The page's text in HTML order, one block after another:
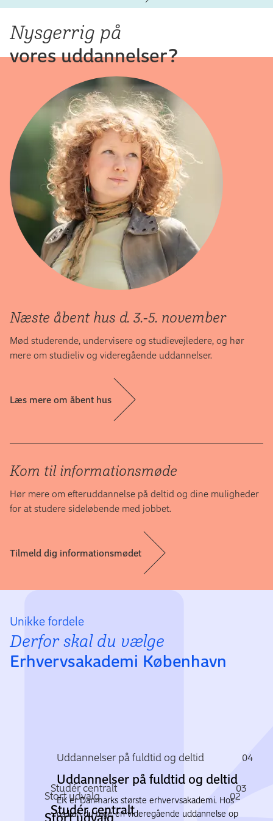
Nysgerrig på
vores uddannelser?
Næste åbent hus d. 3.-5. november
Mød studerende, undervisere og studievejledere, og hør
mere om studieliv og videregående uddannelser.
Læs mere om åbent hus
Kom til informationsmøde
Hør mere om efteruddannelse på deltid og dine muligheder
for at studere sideløbende med jobbet.
Tilmeld dig informationsmødet
Unikke fordele
Derfor skal du vælge
Erhvervsakademi København
Stort udvalg 02
Stort udvalg
Studér centralt 03
Studér centralt
Uddannelser på fuldtid og deltid 04
Uddannelser på fuldtid og deltid
EK er Danmarks største erhvervsakademi. Hos
os kan du tage en videregående uddannelse op